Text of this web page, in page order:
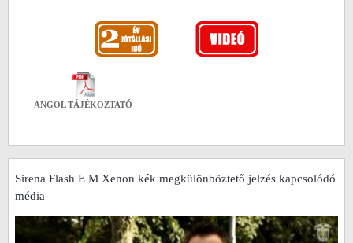
ANGOL TÁJÉKOZTATÓ
Sirena Flash E M Xenon kék megkülönböztető jelzés kapcsolódó
média